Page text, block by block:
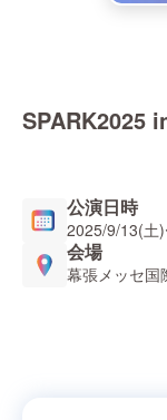
SPARK2025
公演日時
2025/9/13(土)
会場
幕張メッセ国